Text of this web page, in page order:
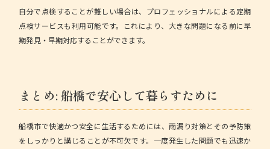
自分で点検することが難しい場合は、プロフェッショナルによる定期
点検サービスも利用可能です。これにより、大きな問題になる前に早
期発見・早期対応することができます。
まとめ: 船橋で安心して暮らすために
船橋市で快適かつ安全に生活するためには、雨漏り対策とその予防策
をしっかりと講じることが不可欠です。一度発生した問題でも迅速か